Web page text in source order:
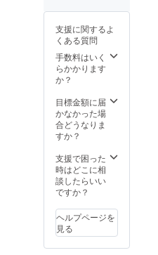
が、原
材料や
表記に
ついて
は変更
となる
め、現
時点で
は明記
ん。 ※
原材料
に含ま
れるア
ン：も
（桃、
黄桃の
ト」
ンマス
カッ
ト、
梨、山
田さん
ヒカリ
（新
米）
5kg、白
「かぁ
ちゃん
味噌」
※白ねこ
セット
は、発
送用の
箱が猫
支援に関するよ
くある質問
手数料はいく
らかかります
か？
目標金額に届
かなかった場
合どうなりま
すか？
支援で困った
時はどこに相
談したらいい
ですか？
ヘルプページを
見る